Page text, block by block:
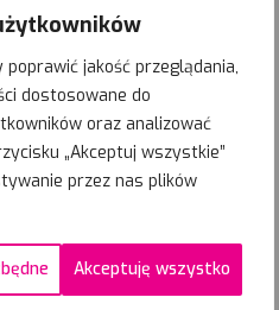
jakość przeglądania,
dostosowane do
oraz analizować
„Akceptuj wszystkie”
przez nas plików
Akceptuję wszystko
14-08-2026
Zapisz się
02-09-2026
Umów wizytę